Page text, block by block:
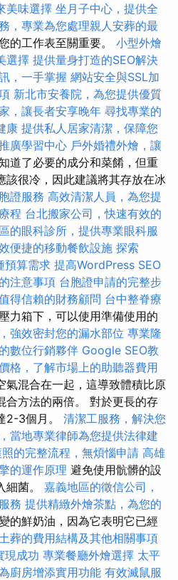
美味選擇 坐月子中心，提供全
，專業為您處理親人安葬的最
的工作表至關重要。 小型外燴
選擇 提供量身打造的SEO解決
，一手掌握 網站安全與SSL加
新北市安養院，為您提供優質
，讓長者安享晚年 尋找專業的
康 提供私人居家清潔，保障您
廣學習中心 戶外婚禮外燴，讓
道了必要的成分和菜餚，但重
該很冷，因此建議將其存放在冰
證服務 高效清潔人員，為您提
程 台北搬家公司，快速有效的
的眼科診所，提供專業眼科服
便捷的移動餐飲設施 探索
預算需求 提高WordPress SEO
注意事項 台胞證申請的完整步
得信賴的財務顧問 台中整脊療
力箱下，可以使用準備使用的
強效密封您的漏水部位 專業隆
數位行銷夥伴 Google SEO教
格，了解市場上的助聽器費用
氣混合在一起，這導致體積比原
合方法的兩倍。 對於更長的存
2-3個月。 清潔工服務，解決您
當地專業律師為您提供法律建
的完整流程，無煩惱申請 高雄
的運作原理 避免使用骯髒的設
細菌。 嘉義地區的徵信公司，
務 提供精緻外燴茶點，為您的
的鮮奶油，因為它表明它已經
葬的費用結構及其他相關事項
現成功 專業餐廳外燴選擇 太平
廚房增添實用功能 有效滅鼠服